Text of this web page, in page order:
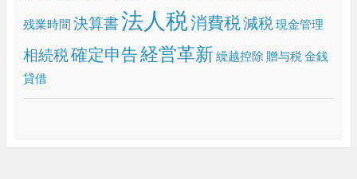
残業時間決算書法人税消費税減税現金管理
相続税確定申告経営革新繰越控除 贈与税金銭
貸借